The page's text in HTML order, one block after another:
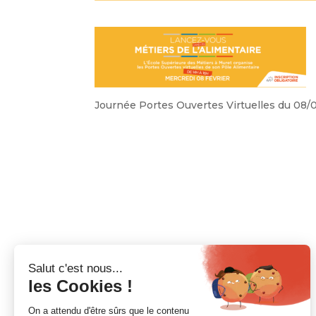
Journée Portes Ouvertes Virtuelles du 08/